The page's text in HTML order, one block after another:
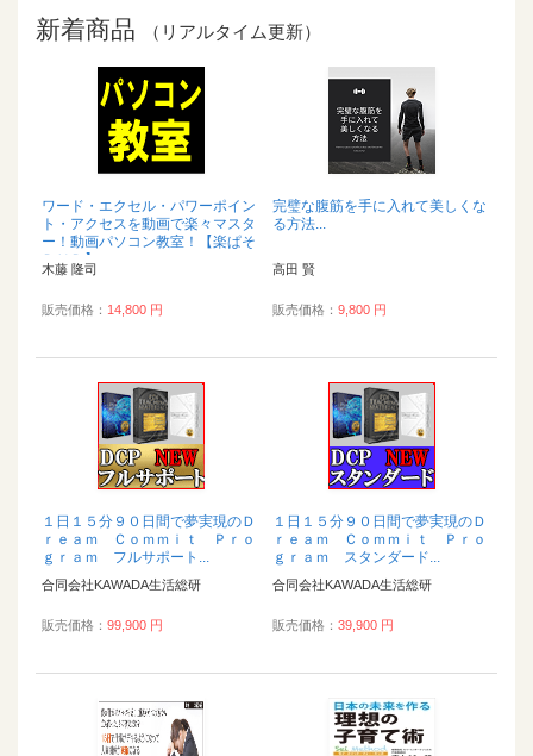
新着商品 （リアルタイム更新）
ワード・エクセル・パワーポイン
ト・アクセスを動画で楽々マスタ
ー！動画パソコン教室！【楽ぱそ
ＤＶＤ】...
木藤 隆司
販売価格： 14,800 円
完璧な腹筋を手に入れて美しくな
る方法...
高田 賢
販売価格： 9,800 円
１日１５分９０日間で夢実現のＤ
ｒｅａｍ Ｃｏｍｍｉｔ Ｐｒｏ
ｇｒａｍ フルサポート...
合同会社KAWADA生活総研
販売価格： 99,900 円
１日１５分９０日間で夢実現のＤ
ｒｅａｍ Ｃｏｍｍｉｔ Ｐｒｏ
ｇｒａｍ スタンダード...
合同会社KAWADA生活総研
販売価格： 39,900 円